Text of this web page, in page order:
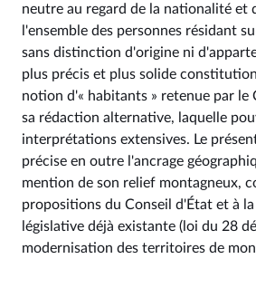
neutre au regard de la nationalité et
l'ensemble des personnes résidant
sans distinction d'origine ni
plus précis et plus solide
notion d'« habitants » retenue par le
sa rédaction alternative, laquelle
interprétations extensives. Le
précise en outre l'ancrage
mention de son relief montagneux,
propositions du Conseil d'État et à
législative déjà existante (loi du 28
modernisation des territoires de